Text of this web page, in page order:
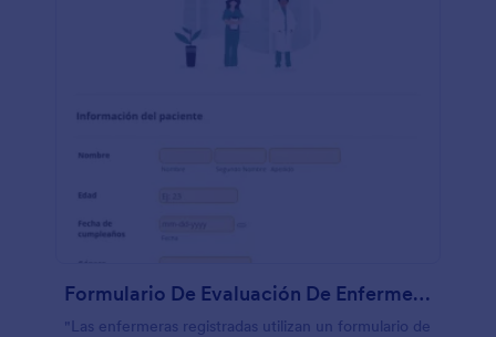
Formulario De Evaluación De Enfermería
"Las enfermeras registradas utilizan un formulario de